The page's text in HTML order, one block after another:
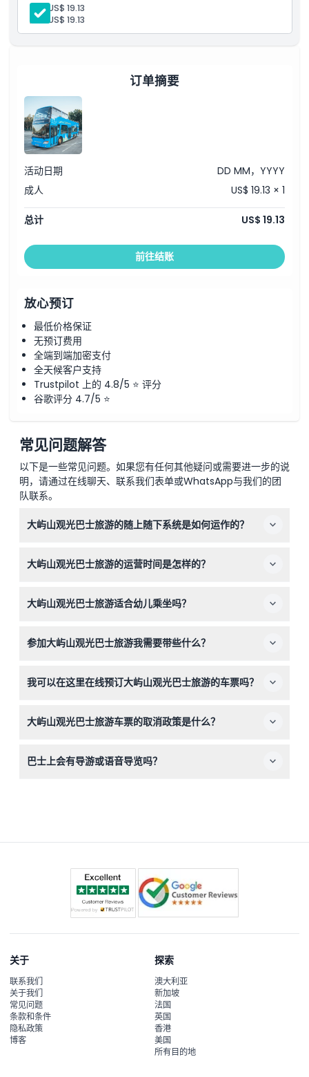
位置
着装要求
取消政策
成人: US$ 19.13
儿童:
US$ 19.13
订单摘要
活动日期
DD MM，YYYY
成人
US$ 19.13 × 1
总计 US$ 19.13
前往结账
放心预订
最低价格保证
无预订费用
全端到端加密支付
全天候客户支持
Trustpilot 上的 4.8/5 ⭐ 评分
谷歌评分 4.7/5 ⭐
常见问题解答
以下是一些常见问题。如果您有任何其他疑问或需要进一步的说
明，请通过在线聊天、联系我们表单或WhatsApp与我们的团
队联系。
大屿山观光巴士旅游的随上随下系统是如何运作的？
节奏游览如昂坪360和香港迪士尼乐园等景点。
大屿山观光巴士旅游的运营时间是怎样的？
频率有所不同，您可在本网站在线预订时查看（时间可能变
大屿山观光巴士旅游适合幼儿乘坐吗？
同；3-11岁儿童享受儿童票价，12岁及以上按成人票价收
参加大屿山观光巴士旅游我需要带些什么？
霜、帽子和水，便于您全天外出游玩。
我可以在这里在线预订大屿山观光巴士旅游的车票吗？
查看可用日期和巴士时间表。
大屿山观光巴士旅游车票的取消政策是什么？
预订。
巴士上会有导游或语音导览吗？
关于
联系我们
关于我们
常见问题
条款和条件
隐私政策
博客
探索
澳大利亚
新加坡
法国
英国
香港
美国
所有目的地